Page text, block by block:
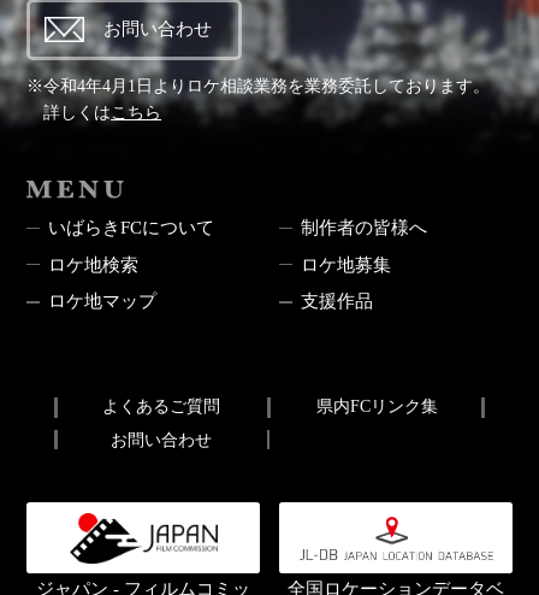
お問い合わせ
※令和4年4月1日よりロケ相談業務を業務委託しております。
詳しくは こちら
いばらきFCについて
制作者の皆様へ
ロケ地検索
ロケ地募集
ロケ地マップ
支援作品
よくあるご質問
県内FCリンク集
お問い合わせ
ジャパン - フィルムコミッ 全国ロケーションデータベ